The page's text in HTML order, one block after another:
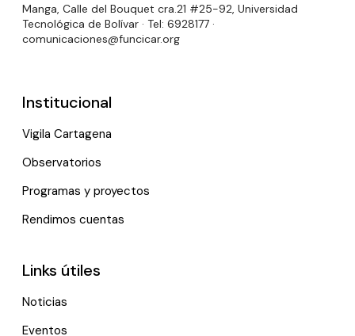
Manga, Calle del Bouquet cra.21 #25-92, Universidad
Tecnológica de Bolívar · Tel: 6928177 ·
comunicaciones@funcicar.org
Institucional
Vigila Cartagena
Observatorios
Programas y proyectos
Rendimos cuentas
Links útiles
Noticias
Eventos